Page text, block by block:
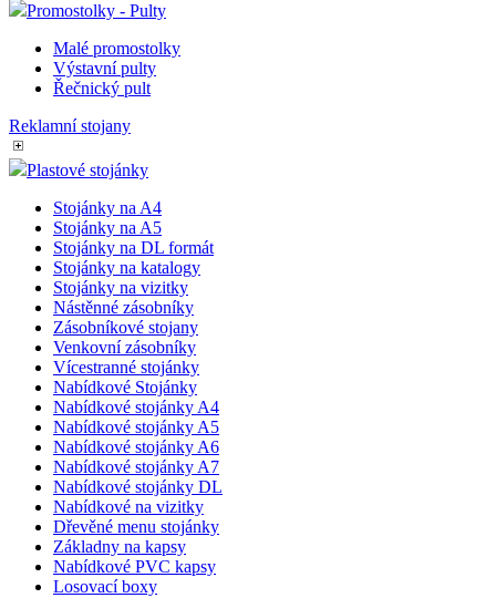
Promostolky - Pulty
Malé promostolky
Výstavní pulty
Řečnický pult
Reklamní stojany
Plastové stojánky
Stojánky na A4
Stojánky na A5
Stojánky na DL formát
Stojánky na katalogy
Stojánky na vizitky
Nástěnné zásobníky
Zásobníkové stojany
Venkovní zásobníky
Vícestranné stojánky
Nabídkové Stojánky
Nabídkové stojánky A4
Nabídkové stojánky A5
Nabídkové stojánky A6
Nabídkové stojánky A7
Nabídkové stojánky DL
Nabídkové na vizitky
Dřevěné menu stojánky
Základny na kapsy
Nabídkové PVC kapsy
Losovací boxy